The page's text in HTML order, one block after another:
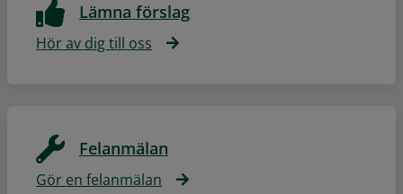
Lämna förslag
Hör av dig till oss
Felanmälan
Gör en felanmälan